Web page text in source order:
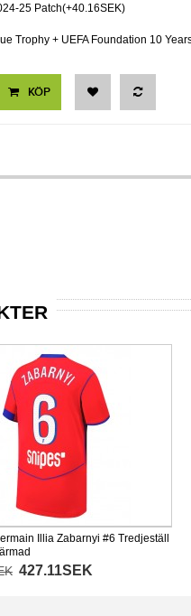
25 Patch(+40.16SEK)
Trophy + UEFA Foundation 10
KÖP
Illia Zabarnyi #6 Tredjeställ
427.11SEK